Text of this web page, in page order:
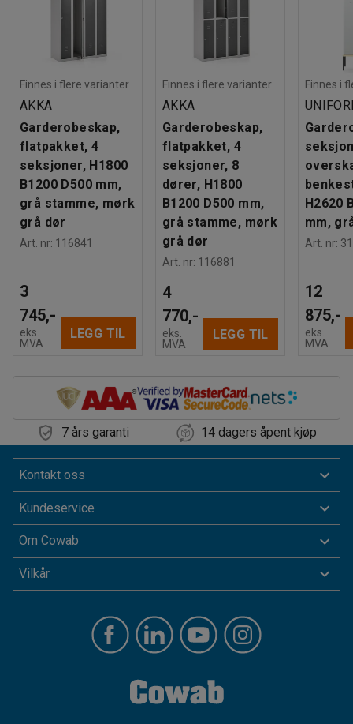
Finnes i flere varianter
AKKA
Garderobeskap,
flatpakket, 4
seksjoner, H1800
B1200 D500 mm,
grå stamme, mørk
grå dør
Art. nr: 116841
3
745,-
eks.
MVA
LEGG TIL
Finnes i flere varianter
AKKA
Garderobeskap,
flatpakket, 4
seksjoner, 8
dører, H1800
B1200 D500 mm,
grå stamme, mørk
grå dør
Art. nr: 116881
4
770,-
eks.
MVA
LEGG TIL
Finnes i
H2620
mm,
Art. nr:
12
875,-
eks.
MVA
7 års garanti 14 dagers åpent kjøp
Kontakt oss
Kundeservice
Om Cowab
Vilkår